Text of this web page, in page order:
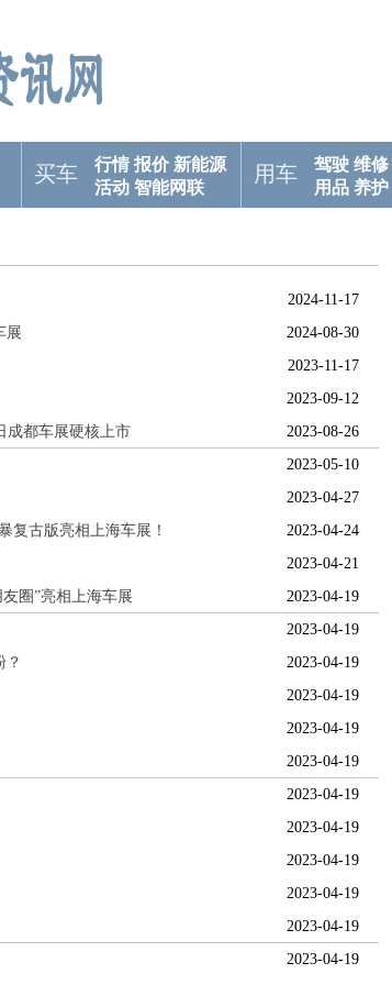
买车 行情 报价 新能源
活动 智能网联
用车 驾驶 维修
用品 养护
2024-11-17
展
2024-08-30
2023-11-17
2023-09-12
成都车展硬核上市
2023-08-26
2023-05-10
2023-04-27
复古版亮相上海车展！
2023-04-24
2023-04-21
圈”亮相上海车展
2023-04-19
2023-04-19
？
2023-04-19
2023-04-19
2023-04-19
2023-04-19
2023-04-19
2023-04-19
2023-04-19
2023-04-19
2023-04-19
2023-04-19